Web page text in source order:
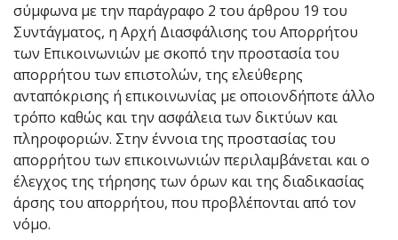
σύμφωνα με την παράγραφο 2 του άρθρου 19 του
Συντάγματος, η Αρχή Διασφάλισης του Απορρήτου
των Επικοινωνιών με σκοπό την προστασία του
απορρήτου των επιστολών, της ελεύθερης
ανταπόκρισης ή επικοινωνίας με οποιονδήποτε άλλο
τρόπο καθώς και την ασφάλεια των δικτύων και
πληροφοριών. Στην έννοια της προστασίας του
απορρήτου των επικοινωνιών περιλαμβάνεται και ο
έλεγχος της τήρησης των όρων και της διαδικασίας
άρσης του απορρήτου, που προβλέπονται από τον
νόμο.